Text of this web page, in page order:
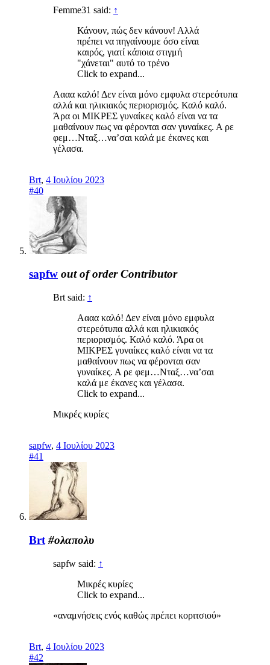
Femme31 said: ↑
Κάνουν, πώς δεν κάνουν! Αλλά
πρέπει να πηγαίνουμε όσο είναι
καιρός, γιατί κάποια στιγμή
"χάνεται" αυτό το τρένο
Click to expand...
Αααα καλό! Δεν είναι μόνο εμφυλα στερεότυπα
αλλά και ηλικιακός περιορισμός. Καλό καλό.
Άρα οι ΜΙΚΡΕΣ γυναίκες καλό είναι να τα
μαθαίνουν πως να φέρονται σαν γυναίκες. Α ρε
φεμ…Νταξ…να’σαι καλά με έκανες και
γέλασα.
Brt, 4 Ιουλίου 2023
#40
sapfw out of order Contributor
Brt said: ↑
Αααα καλό! Δεν είναι μόνο εμφυλα
στερεότυπα αλλά και ηλικιακός
περιορισμός. Καλό καλό. Άρα οι
ΜΙΚΡΕΣ γυναίκες καλό είναι να τα
μαθαίνουν πως να φέρονται σαν
γυναίκες. Α ρε φεμ…Νταξ…να’σαι
καλά με έκανες και γέλασα.
Click to expand...
Μικρές κυρίες
sapfw, 4 Ιουλίου 2023
#41
Brt #ολαπολυ
sapfw said: ↑
Μικρές κυρίες
Click to expand...
«αναμνήσεις ενός καθώς πρέπει κοριτσιού»
Brt, 4 Ιουλίου 2023
#42